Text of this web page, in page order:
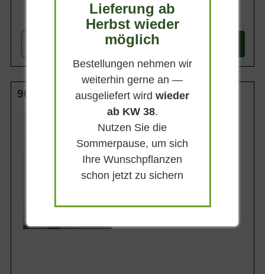
In den
90 cm Stamm C3
Kronengröße
15-35 cm
Erntezeit
Juli
Frucht
Weiß
Lieferung ab
Herbst wieder
möglich
Bestellungen nehmen wir
weiterhin gerne an —
ausgeliefert wirdwieder
ab KW 38.
Nutzen Sie die
Sommerpause, um sich
Ihre Wunschpflanzen
schon jetzt zu sichern